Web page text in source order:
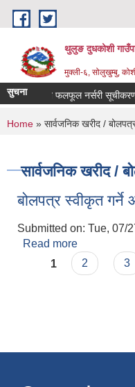
Skip to main content
थुलुङ दुधकोशी
मुक्ली-६, सोलुखुम्बु,
सुचना निजि फलफूल नर्सरी
You are here
Home » सार्वजनिक खरीद /
सार्वजनिक खरीद /
बोलपत्र स्वीकृत
Submitted on: Tue, 07/
Read more
Pages
1 2 3